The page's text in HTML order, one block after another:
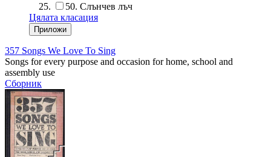
50. Слънчев лъч
Цялата класация
357 Songs We Love To Sing
Songs for every purpose and occasion for home, school and
assembly use
Сборник